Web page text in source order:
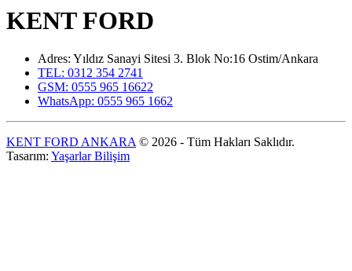
KENT FORD
Adres: Yıldız Sanayi Sitesi 3. Blok No:16 Ostim/Ankara
TEL: 0312 354 2741
GSM: 0555 965 16622
WhatsApp: 0555 965 1662
KENT FORD ANKARA © 2026 - Tüm Hakları Saklıdır.
Tasarım: Yaşarlar Bilişim